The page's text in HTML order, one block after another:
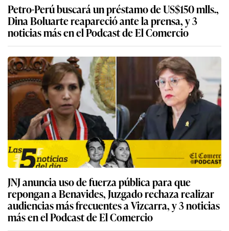
Petro-Perú buscará un préstamo de US$150 mlls.,
Dina Boluarte reapareció ante la prensa, y 3
noticias más en el Podcast de El Comercio
JNJ anuncia uso de fuerza pública para que
repongan a Benavides, Juzgado rechaza realizar
audiencias más frecuentes a Vizcarra, y 3 noticias
más en el Podcast de El Comercio